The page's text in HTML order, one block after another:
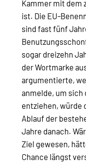
Kammer mit dem
ist. Die EU-
sind fast fünf
sogar dreizehn
der Wortmarke
argumentierte,
anmelde, um
entziehen, würde
Ablauf der
Jahre danach.
Ziel gewesen,
Chance längst